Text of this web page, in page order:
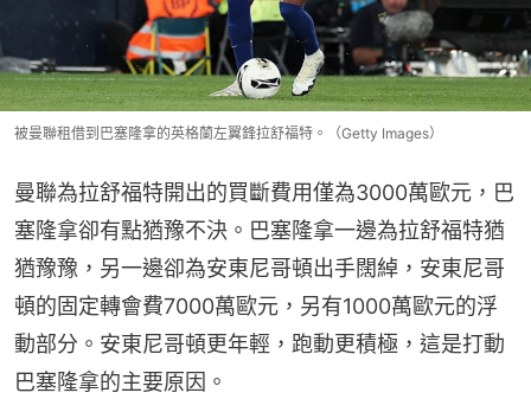
被曼聯租借到巴塞隆拿的英格蘭左翼鋒拉舒福特。（Getty Images）
曼聯為拉舒福特開出的買斷費用僅為3000萬歐元，巴
塞隆拿卻有點猶豫不決。巴塞隆拿一邊為拉舒福特猶
猶豫豫，另一邊卻為安東尼哥頓出手闊綽，安東尼哥
頓的固定轉會費7000萬歐元，另有1000萬歐元的浮
動部分。安東尼哥頓更年輕，跑動更積極，這是打動
巴塞隆拿的主要原因。